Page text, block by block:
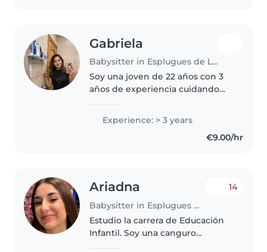
Gabriela
Babysitter in Esplugues de Llobregat
Soy una joven de 22 años con 3
años de experiencia cuidando
preescolares. Hablo catalán y
español con fluidez. Soy una
persona responsable, paciente y
Experience: > 3 years
€9.00/hr
Ariadna
Babysitter in Esplugues de Llobregat
14
Estudio la carrera de Educación
Infantil. Soy una canguro